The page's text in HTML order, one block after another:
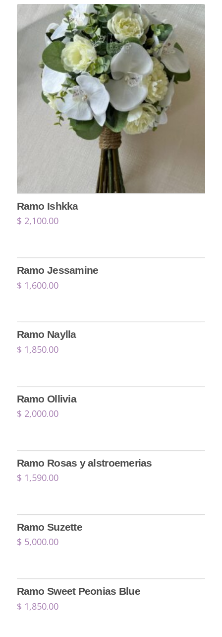
Ramo Ishkka
$ 2,100.00
Ramo Jessamine
$ 1,600.00
Ramo Naylla
$ 1,850.00
Ramo Ollivia
$ 2,000.00
Ramo Rosas y alstroemerias
$ 1,590.00
Ramo Suzette
$ 5,000.00
Ramo Sweet Peonias Blue
$ 1,850.00